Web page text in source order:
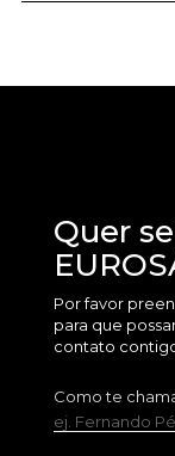
Quer
Por favor
para que
contato
Como te
ej. Fernando